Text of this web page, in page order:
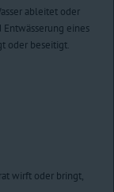
ableitet oder
Entwässerung eines
oder beseitigt.
wirft oder bringt,